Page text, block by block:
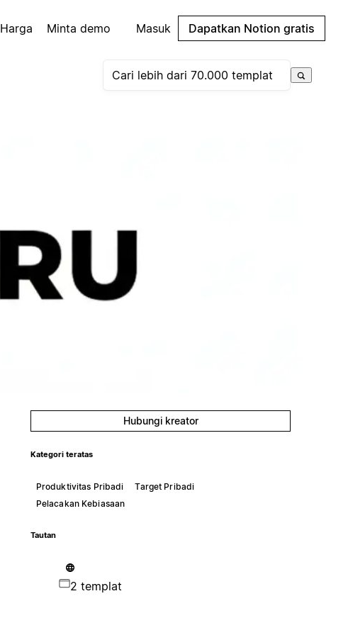
Harga Minta demo Masuk Dapatkan Notion gratis
Hubungi kreator
Kategori teratas
Produktivitas Pribadi
Target Pribadi
Pelacakan Kebiasaan
Tautan
2 templat